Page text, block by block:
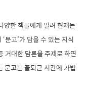
양한 책들에게 밀려 현재는
문고’가 담을 수 있는 지식
거대한 담론을 주제로 하면
문고는 출퇴근 시간에 가볍